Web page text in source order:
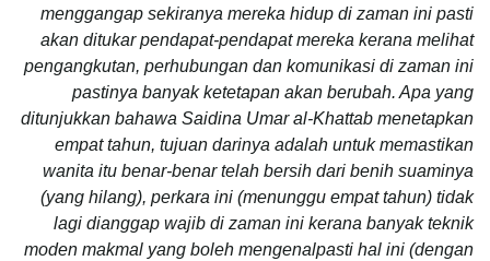
menggangap sekiranya mereka hidup di zaman ini pasti
akan ditukar pendapat-pendapat mereka kerana melihat
pengangkutan, perhubungan dan komunikasi di zaman ini
pastinya banyak ketetapan akan berubah. Apa yang
ditunjukkan bahawa Saidina Umar al-Khattab menetapkan
empat tahun, tujuan darinya adalah untuk memastikan
wanita itu benar-benar telah bersih dari benih suaminya
(yang hilang), perkara ini (menunggu empat tahun) tidak
lagi dianggap wajib di zaman ini kerana banyak teknik
moden makmal yang boleh mengenalpasti hal ini (dengan